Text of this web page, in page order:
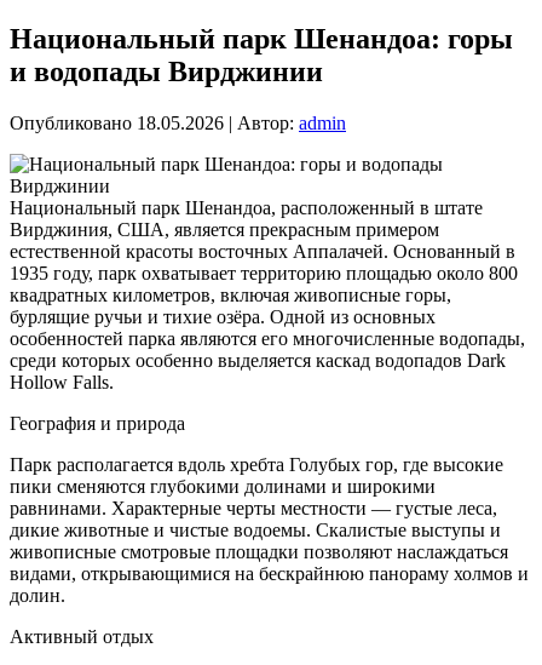
Национальный парк Шенандоа: горы
и водопады Вирджинии
Опубликовано 18.05.2026 | Автор: admin
Национальный парк Шенандоа, расположенный в штате
Вирджиния, США, является прекрасным примером
естественной красоты восточных Аппалачей. Основанный в
1935 году, парк охватывает территорию площадью около 800
квадратных километров, включая живописные горы,
бурлящие ручьи и тихие озёра. Одной из основных
особенностей парка являются его многочисленные водопады,
среди которых особенно выделяется каскад водопадов Dark
Hollow Falls.
География и природа
Парк располагается вдоль хребта Голубых гор, где высокие
пики сменяются глубокими долинами и широкими
равнинами. Характерные черты местности — густые леса,
дикие животные и чистые водоемы. Скалистые выступы и
живописные смотровые площадки позволяют наслаждаться
видами, открывающимися на бескрайнюю панораму холмов и
долин.
Активный отдых